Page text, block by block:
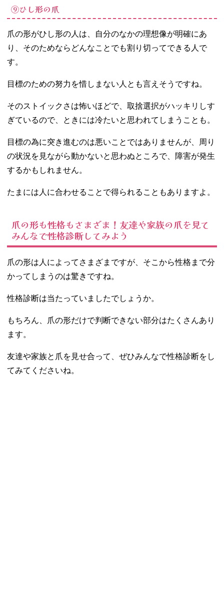
⑨ひし形の爪
爪の形がひし形の人は、自分のなかの理想像が明確にあ
り、そのためならどんなことでも割り切ってできる人で
す。
目標のための努力を惜しまない人とも言えそうですね。
そのストイックさは怖いほどで、取捨選択がハッキリしす
ぎているので、ときには冷たいと思われてしまうことも。
目標の為に突き進むのは悪いことではありませんが、周り
の状況を見ながら動かないと思わぬところで、障害が発生
するかもしれません。
たまには人に合わせることで得られることもありますよ。
爪の形も性格もさまざま！友達や家族の爪を見て
みんなで性格診断してみよう
爪の形は人によってさまざまですが、そこから性格まで分
かってしまうのは驚きですね。
性格診断は当たっていましたでしょうか。
もちろん、爪の形だけで判断できない部分はたくさんあり
ます。
友達や家族と爪を見せ合って、ぜひみんなで性格診断をし
てみてくださいね。